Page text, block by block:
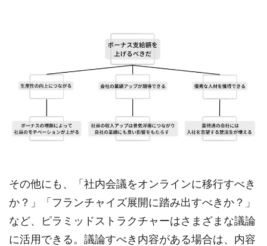
その他にも、「社内会議をオンラインに移行すべき
か？」「フランチャイズ展開に踏み出すべきか？」
など、ピラミッドストラクチャーはさまざまな議論
に活用できる。議論すべき内容がある場合は、内容